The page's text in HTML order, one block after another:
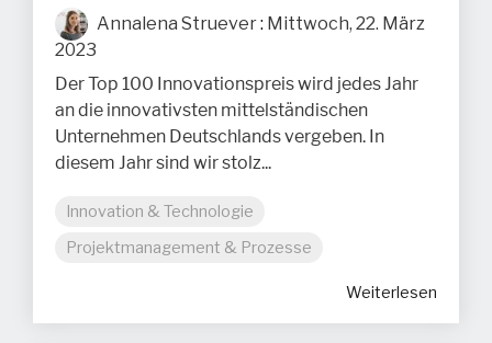
Annalena Struever: Mittwoch, 22. März
2023
Der Top 100 Innovationspreis wird jedes Jahr
an die innovativsten mittelständischen
Unternehmen Deutschlands vergeben. In
diesem Jahr sind wir stolz...
Innovation & Technologie
Projektmanagement & Prozesse
Weiterlesen